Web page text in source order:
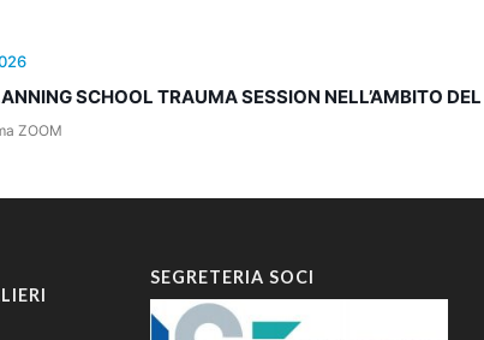
SCHOOL TRAUMA SESSION NELL’AMBITO
ZOOM
SEGRETERIA SOCI